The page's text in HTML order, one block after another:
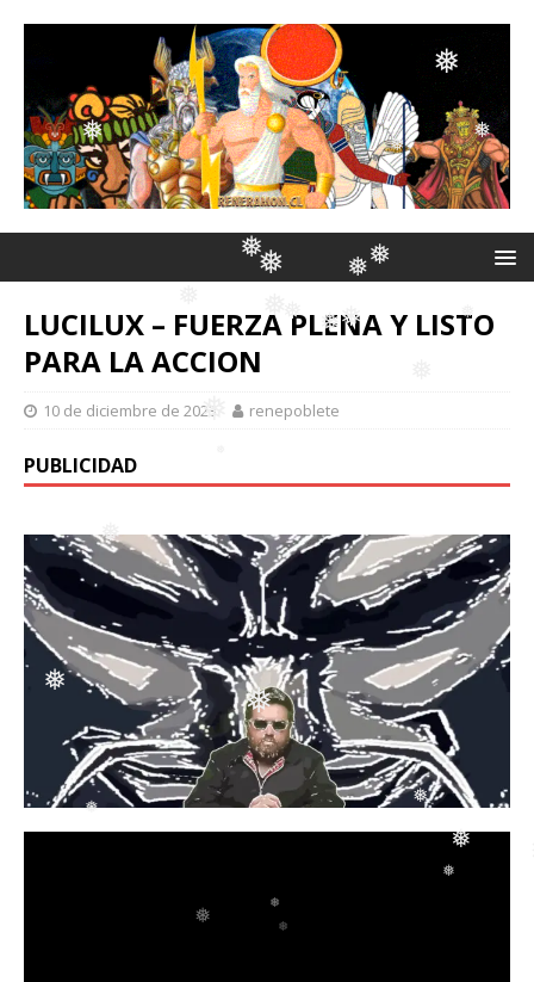
❅
❅
❅
❅
❅
❅
❅ ❅
❅
❅
❅
❅
❅
❅
LUCILUX – FUERZA PLENA Y LISTO
PARA LA ACCION
10 de diciembre de 2023 renepoblete
PUBLICIDAD